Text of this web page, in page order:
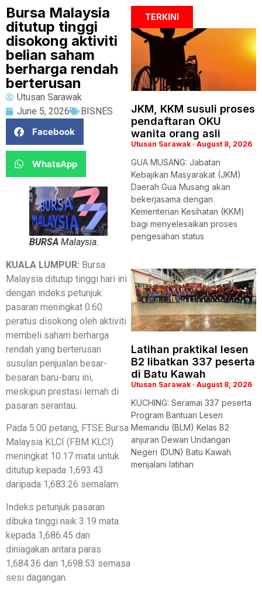
Bursa Malaysia
ditutup tinggi
disokong aktiviti
belian saham
berharga rendah
berterusan
Utusan Sarawak
June 5, 2026
BISNES
Facebook
WhatsApp
BURSA Malaysia.
KUALA LUMPUR: Bursa
Malaysia ditutup tinggi hari ini
dengan indeks petunjuk
pasaran meningkat 0.60
peratus disokong oleh aktiviti
membeli saham berharga
rendah yang berterusan
susulan penjualan besar-
besaran baru-baru ini,
meskipun prestasi lemah di
pasaran serantau.
Pada 5.00 petang, FTSE Bursa
Malaysia KLCI (FBM KLCI)
meningkat 10.17 mata untuk
ditutup kepada 1,693.43
daripada 1,683.26 semalam.
Indeks petunjuk pasaran
dibuka tinggi naik 3.19 mata
kepada 1,686.45 dan
diniagakan antara paras
1,684.36 dan 1,698.53 semasa
sesi dagangan.
TERKINI
JKM, KKM susuli proses
pendaftaran OKU
wanita orang asli
Utusan Sarawak August 8, 2026
GUA MUSANG: Jabatan
Kebajikan Masyarakat (JKM)
Daerah Gua Musang akan
bekerjasama dengan
Kementerian Kesihatan (KKM)
bagi menyelesaikan proses
pengesahan status
Latihan praktikal lesen
B2 libatkan 337 peserta
di Batu Kawah
Utusan Sarawak August 8, 2026
KUCHING: Seramai 337 peserta
Program Bantuan Lesen
Memandu (BLM) Kelas B2
anjuran Dewan Undangan
Negeri (DUN) Batu Kawah
menjalani latihan